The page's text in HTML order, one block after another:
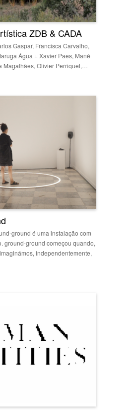
ZDB & CADA
Gaspar, Francisca Carvalho,
Água + Xavier Paes, Mané
Magalhães, Olivier Perriquet,…
ground é uma instalação com
ground-ground começou quando,
independentemente,